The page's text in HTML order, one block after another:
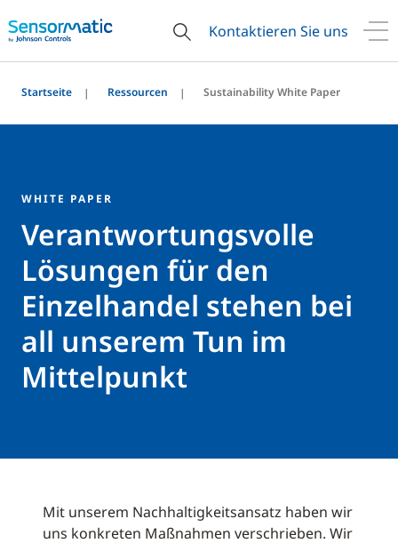
Kontaktieren Sie uns
Startseite Ressourcen Sustainability White Paper
WHITE PAPER
Verantwortungsvolle
Lösungen für den
Einzelhandel stehen bei
all unserem Tun im
Mittelpunkt
Mit unserem Nachhaltigkeitsansatz haben wir
uns konkreten Maßnahmen verschrieben. Wir